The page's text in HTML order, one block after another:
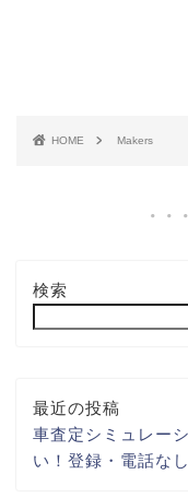
HOME Makers
検索
最近の投稿
車査定シミュレー
い！登録・電話な